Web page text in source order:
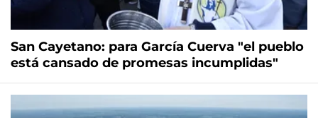
San Cayetano: para García Cuerva "el pueblo
está cansado de promesas incumplidas"